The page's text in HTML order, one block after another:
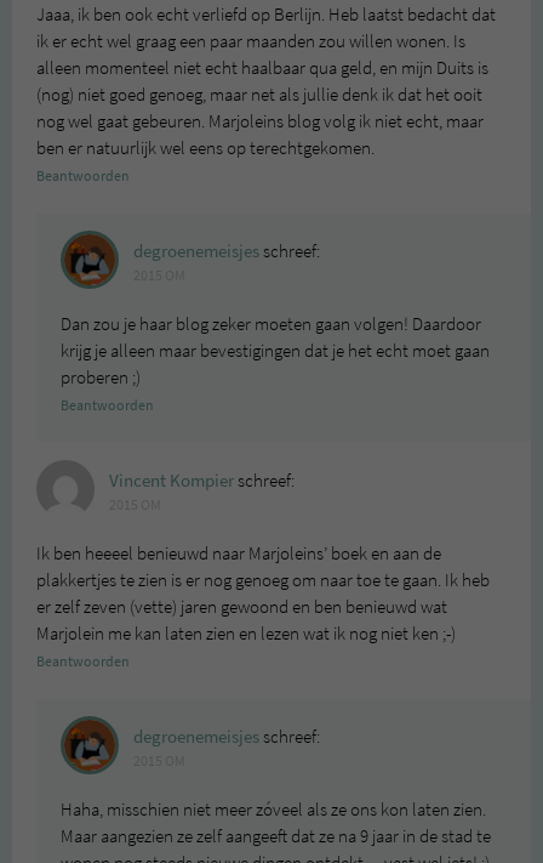
Jaaa, ik ben ook echt verliefd op Berlijn. Heb laatst bedacht dat
ik er echt wel graag een paar maanden zou willen wonen. Is
alleen momenteel niet echt haalbaar qua geld, en mijn Duits is
(nog) niet goed genoeg, maar net als jullie denk ik dat het ooit
nog wel gaat gebeuren. Marjoleins blog volg ik niet echt, maar
ben er natuurlijk wel eens op terechtgekomen.
Beantwoorden
degroenemeisjesschreef:
Dan zou je haar blog zeker moeten gaan volgen! Daardoor
krijg je alleen maar bevestigingen dat je het echt moet gaan
proberen ;)
Beantwoorden
Vincent Kompierschreef:
Ik ben heeeel benieuwd naar Marjoleins’ boek en aan de
plakkertjes te zien is er nog genoeg om naar toe te gaan. Ik heb
er zelf zeven (vette) jaren gewoond en ben benieuwd wat
Marjolein me kan laten zien en lezen wat ik nog niet ken ;-)
Beantwoorden
degroenemeisjesschreef:
Haha, misschien niet meer zóveel als ze ons kon laten zien.
Maar aangezien ze zelf aangeeft dat ze na 9 jaar in de stad te